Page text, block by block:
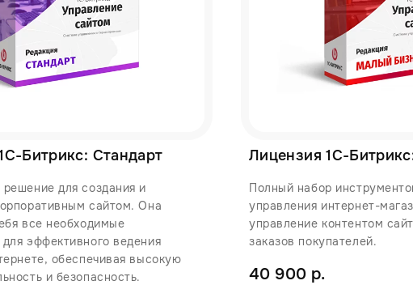
Битрикс: Стандарт
для создания и
сайтом. Она
все необходимые
эффективного ведения
обеспечивая высокую
и безопасность.
Лицензия 1С-
Полный набор
управления интернет-
управление контентом
заказов покупателей.
40 900 р.